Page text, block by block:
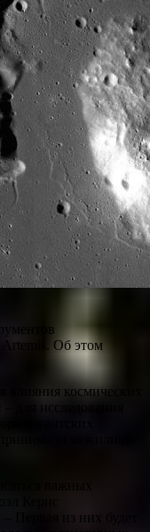
Artemis. Об этом
влияния космических
для исследования
гигантских
за жилище
важных
Первая из них будет